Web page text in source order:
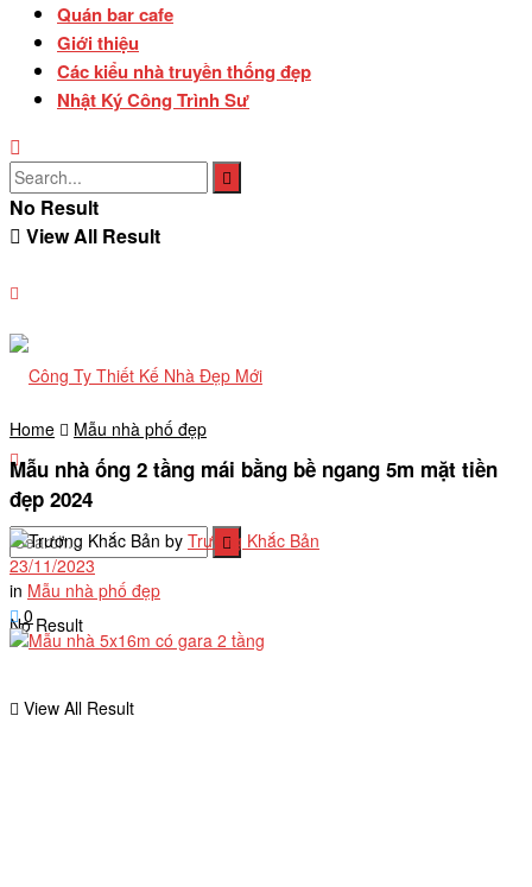
Quán bar cafe
Giới thiệu
Các kiểu nhà truyền thống đẹp
Nhật Ký Công Trình Sư
No Result
View All Result
No Result
View All Result
Home Mẫu nhà phố đẹp
Mẫu nhà ống 2 tầng mái bằng bề ngang 5m mặt tiền
đẹp 2024
by Trương Khắc Bản
23/11/2023
in Mẫu nhà phố đẹp
0